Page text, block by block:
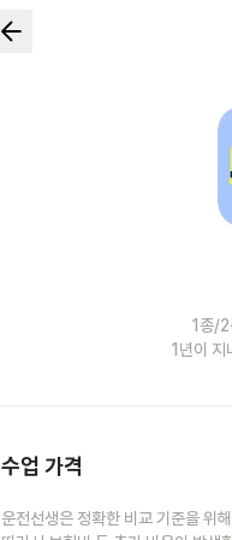
1종/2
1년이 지
수업 가격
운전선생은 정확한 비교 기준을 위